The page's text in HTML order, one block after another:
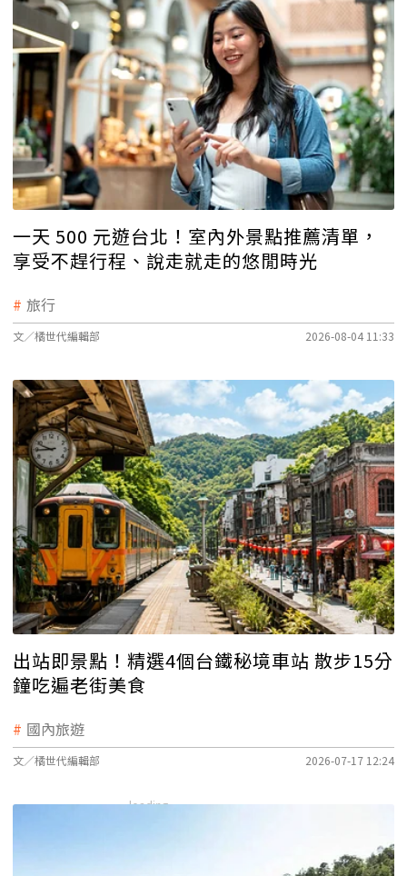
一天 500 元遊台北！室內外景點推薦清單，
享受不趕行程、說走就走的悠閒時光
旅行
文／橘世代編輯部 2026-08-04 11:33
出站即景點！精選4個台鐵秘境車站 散步15分
鐘吃遍老街美食
國內旅遊
文／橘世代編輯部 2026-07-17 12:24